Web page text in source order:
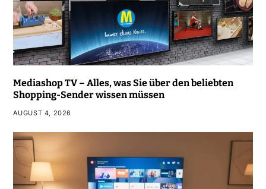
Mediashop TV – Alles, was Sie über den beliebten
Shopping-Sender wissen müssen
AUGUST 4, 2026